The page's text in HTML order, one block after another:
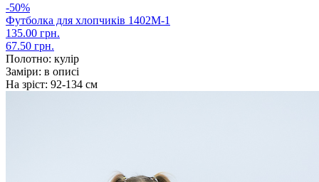
-50%
Футболка для хлопчиків 1402М-1
135.00 грн.
67.50 грн.
Полотно: кулір
Заміри: в описі
На зріст: 92-134 см